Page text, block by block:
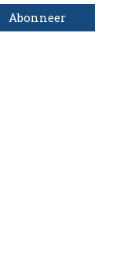
Abonneer